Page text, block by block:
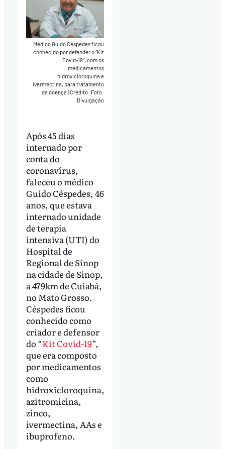
Médico Guido Céspedes ficou
conhecido por defender o “Kit
Covid-19”, com os
medicamentos
hidroxicloroquina e
ivermectina, para tratamento
da doença|Crédito: Foto:
Divulgação
Após 45 dias
internado por
conta do
coronavírus,
faleceu o médico
Guido Céspedes, 46
anos, que estava
internado unidade
de terapia
intensiva (UTI) do
Hospital de
Regional de Sinop
na cidade de Sinop,
a 479km de Cuiabá,
no Mato Grosso.
Céspedes ficou
conhecido como
criador e defensor
do “Kit Covid-19”,
que era composto
por medicamentos
como
hidroxicloroquina,
azitromicina,
zinco,
ivermectina, AAs e
ibuprofeno.